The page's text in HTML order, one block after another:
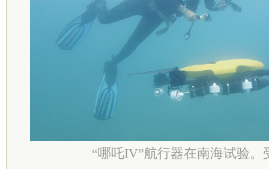
“哪吒IV”航行器在南海试验。